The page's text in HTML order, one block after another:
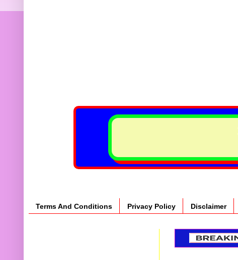
Terms And Conditions Privacy Policy Disclaimer